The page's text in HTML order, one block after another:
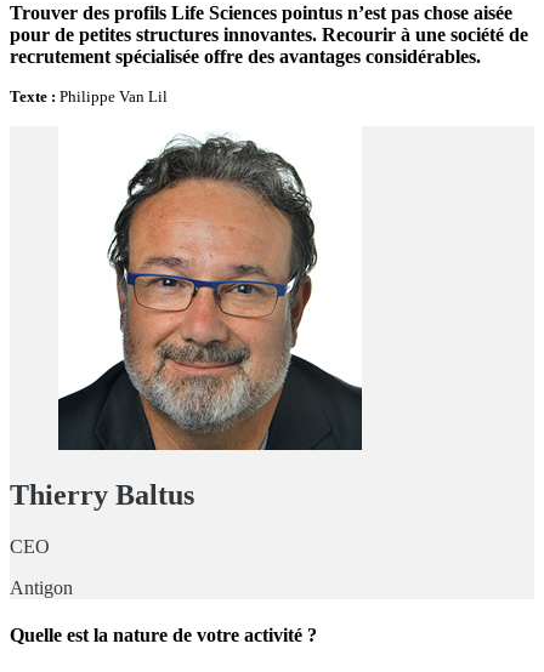
Trouver des profils Life Sciences pointus n’est pas chose aisée
pour de petites structures innovantes. Recourir à une société de
recrutement spécialisée offre des avantages considérables.
Texte : Philippe Van Lil
Thierry Baltus
CEO
Antigon
Quelle est la nature de votre activité ?